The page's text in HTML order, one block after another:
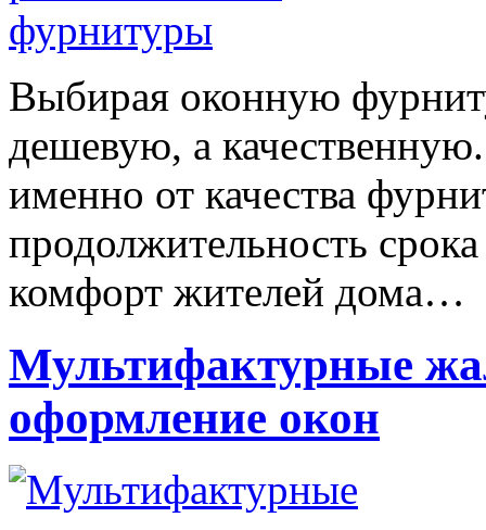
Выбирая оконную
дешевую, а
именно от качества
продолжительность
комфорт жителей дома…
Мультифактурные
оформление окон